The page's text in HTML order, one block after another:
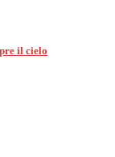
il cielo